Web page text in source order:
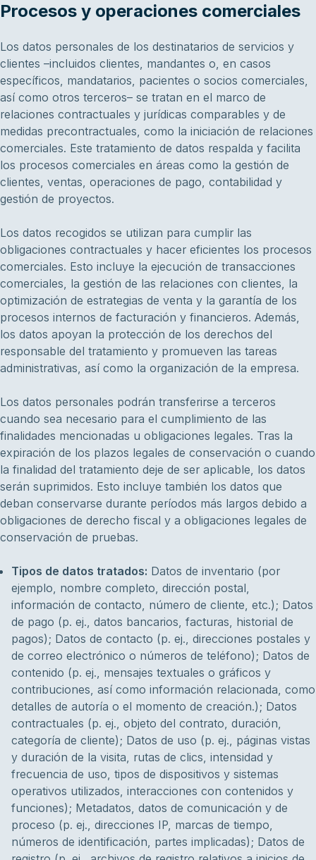
Procesos y operaciones comerciales
Los datos personales de los destinatarios de servicios y
clientes –incluidos clientes, mandantes o, en casos
específicos, mandatarios, pacientes o socios comerciales,
así como otros terceros– se tratan en el marco de
relaciones contractuales y jurídicas comparables y de
medidas precontractuales, como la iniciación de relaciones
comerciales. Este tratamiento de datos respalda y facilita
los procesos comerciales en áreas como la gestión de
clientes, ventas, operaciones de pago, contabilidad y
gestión de proyectos.
Los datos recogidos se utilizan para cumplir las
obligaciones contractuales y hacer eficientes los procesos
comerciales. Esto incluye la ejecución de transacciones
comerciales, la gestión de las relaciones con clientes, la
optimización de estrategias de venta y la garantía de los
procesos internos de facturación y financieros. Además,
los datos apoyan la protección de los derechos del
responsable del tratamiento y promueven las tareas
administrativas, así como la organización de la empresa.
Los datos personales podrán transferirse a terceros
cuando sea necesario para el cumplimiento de las
finalidades mencionadas u obligaciones legales. Tras la
expiración de los plazos legales de conservación o cuando
la finalidad del tratamiento deje de ser aplicable, los datos
serán suprimidos. Esto incluye también los datos que
deban conservarse durante períodos más largos debido a
obligaciones de derecho fiscal y a obligaciones legales de
conservación de pruebas.
Tipos de datos tratados: Datos de inventario (por
ejemplo, nombre completo, dirección postal,
información de contacto, número de cliente, etc.); Datos
de pago (p. ej., datos bancarios, facturas, historial de
pagos); Datos de contacto (p. ej., direcciones postales y
de correo electrónico o números de teléfono); Datos de
contenido (p. ej., mensajes textuales o gráficos y
contribuciones, así como información relacionada, como
detalles de autoría o el momento de creación.); Datos
contractuales (p. ej., objeto del contrato, duración,
categoría de cliente); Datos de uso (p. ej., páginas vistas
y duración de la visita, rutas de clics, intensidad y
frecuencia de uso, tipos de dispositivos y sistemas
operativos utilizados, interacciones con contenidos y
funciones); Metadatos, datos de comunicación y de
proceso (p. ej., direcciones IP, marcas de tiempo,
números de identificación, partes implicadas); Datos de